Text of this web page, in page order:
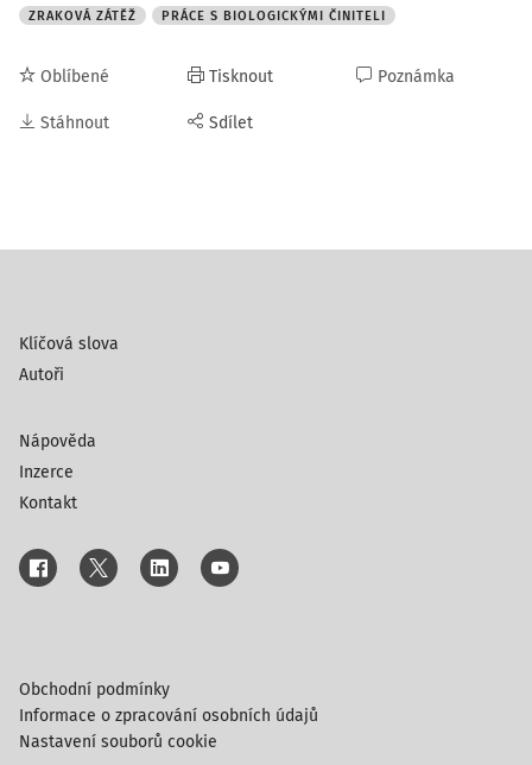
ZRAKOVÁ ZÁTĚŽ
PRÁCE S BIOLOGICKÝMI ČINITELI
Oblíbené
Stáhnout
Tisknout
Sdílet
Poznámka
Klíčová slova
Autoři
Nápověda
Inzerce
Kontakt
Obchodní podmínky
Informace o zpracování osobních údajů
Nastavení souborů cookie